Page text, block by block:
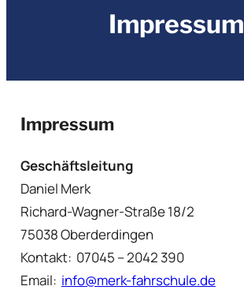
Impressum
Impressum
Geschäftsleitung
Daniel Merk
Richard-Wagner-Straße 18/2
75038 Oberderdingen
Kontakt: 07045 – 2042 390
Email: info@merk-fahrschule.de